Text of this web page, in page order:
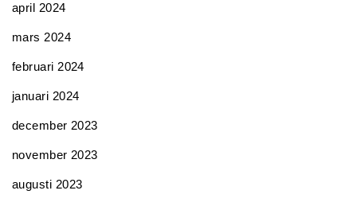
april 2024
mars 2024
februari 2024
januari 2024
december 2023
november 2023
augusti 2023